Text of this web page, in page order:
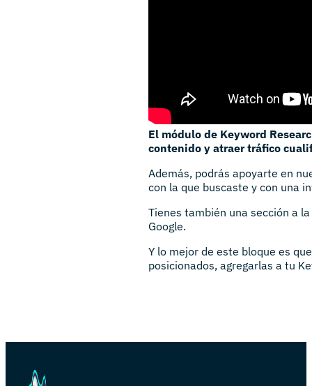
El módulo de Keyword
contenido y atraer tráfico
Además, podrás apoyarte en
con la que buscaste y con una
Tienes también una sección a
Google.
Y lo mejor de este bloque es
posicionados, agregarlas a tu